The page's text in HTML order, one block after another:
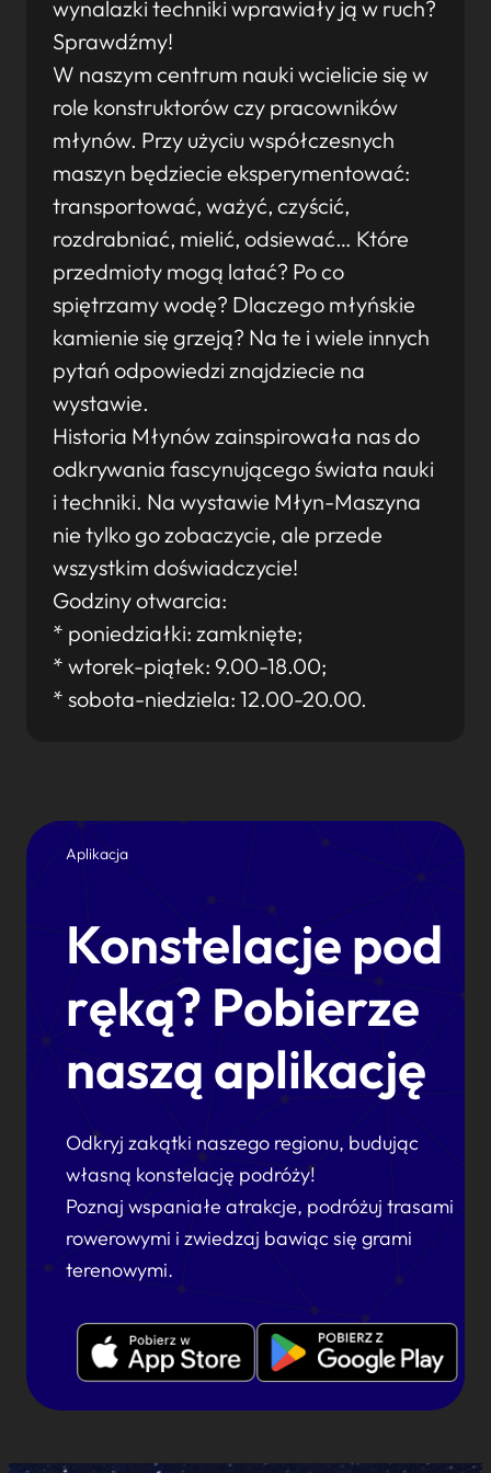
wynalazki techniki wprawiały ją w ruch?
Sprawdźmy!
W naszym centrum nauki wcielicie się w
role konstruktorów czy pracowników
młynów. Przy użyciu współczesnych
maszyn będziecie eksperymentować:
transportować, ważyć, czyścić,
rozdrabniać, mielić, odsiewać… Które
przedmioty mogą latać? Po co
spiętrzamy wodę? Dlaczego młyńskie
kamienie się grzeją? Na te i wiele innych
pytań odpowiedzi znajdziecie na
wystawie.
Historia Młynów zainspirowała nas do
odkrywania fascynującego świata nauki
i techniki. Na wystawie Młyn-Maszyna
nie tylko go zobaczycie, ale przede
wszystkim doświadczycie!
Godziny otwarcia:
* poniedziałki: zamknięte;
* wtorek-piątek: 9.00-18.00;
* sobota-niedziela: 12.00-20.00.
Aplikacja
Konstelacje pod
ręką? Pobierze
naszą aplikację
Odkryj zakątki naszego regionu, budując
własną konstelację podróży!
Poznaj wspaniałe atrakcje, podróżuj trasami
rowerowymi i zwiedzaj bawiąc się grami
terenowymi.